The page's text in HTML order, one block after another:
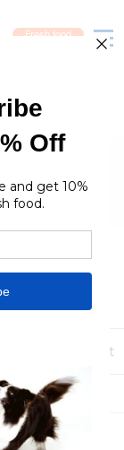
Fresh food
About